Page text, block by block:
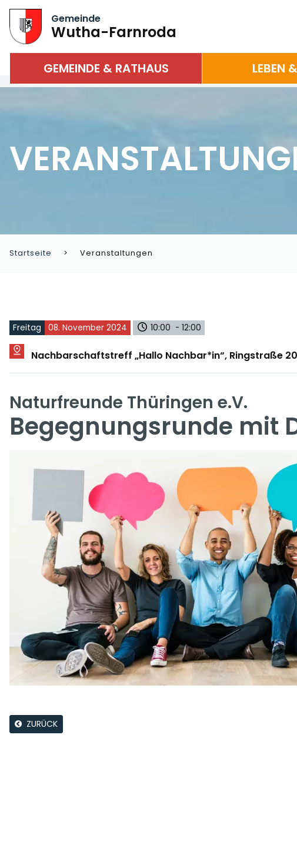
Gemeinde
Wutha-Farnroda
GEMEINDE & RATHAUS LEBEN
Startseite Veranstaltungen
Freitag 08. November 2024 10:00 - 12:00
Nachbarschaftstreff „Hallo Nachbar*in“, Ringstraße
Naturfreunde Thüringen e.V.
Begegnungsrunde mit
ZURÜCK